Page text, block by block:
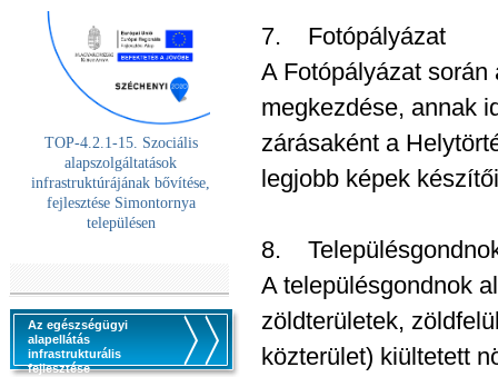
TOP-4.2.1-15. Szociális
alapszolgáltatások
infrastruktúrájának bővítése,
fejlesztése Simontornya
településen
Az egészségügyi
alapellátás
infrastrukturális
fejlesztése
7. Fotópályázat
A Fotópályázat
megkezdése, annak
zárásaként a
legjobb képek
8.
A településgondnok
zöldterületek,
közterület) kiültetett